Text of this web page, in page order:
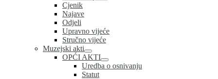
Cjenik
Najave
Odjeli
Upravno vijeće
Stručno vijeće
Muzejski akti
OPĆI AKTI
Uredba o osnivanju
Statut